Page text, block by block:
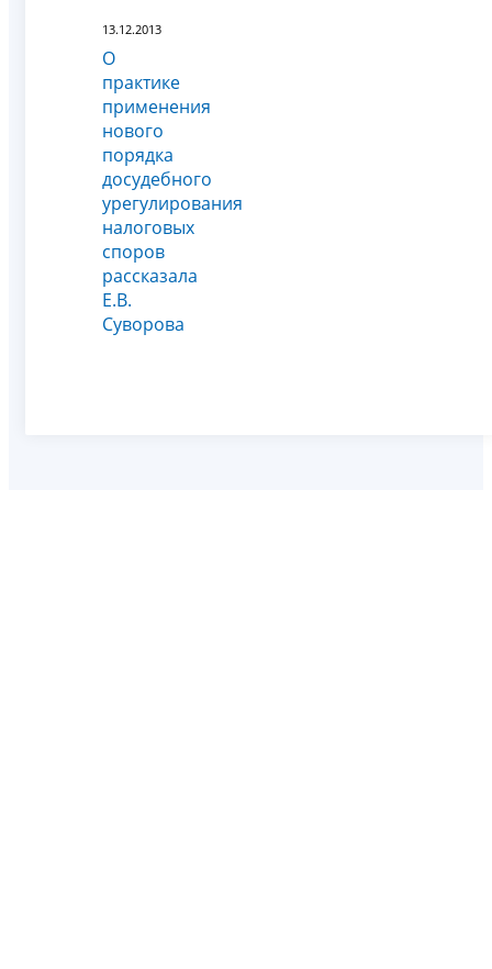
13.12.2013
О
практике
применения
нового
порядка
досудебного
урегулирования
налоговых
споров
рассказала
Е.В.
Суворова